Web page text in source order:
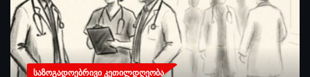
ᲡᲐᲖᲝᲒᲐᲓᲝᲔᲑᲠᲘᲕᲘ ᲙᲔᲗᲘᲚᲓᲦᲔᲝᲑᲐ